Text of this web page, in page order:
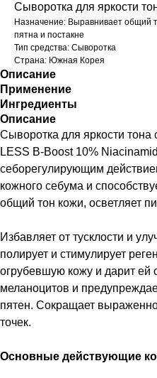
Сыворотка для яркости
Назначение: Выравнивает общий
пятна и постакне
Тип средства: Сыворотка
Страна: Южная Корея
Описание
Применение
Ингредиенты
Описание
Сыворотка для яркости
LESS B-Boost 10%
себорегулирующим
кожного себума и
общий тон кожи, осветляет
Избавляет от тусклости и
полирует и стимулирует
огрубевшую кожу и дарит ей
меланоцитов и
пятен. Сокращает
точек.
Основные действующие